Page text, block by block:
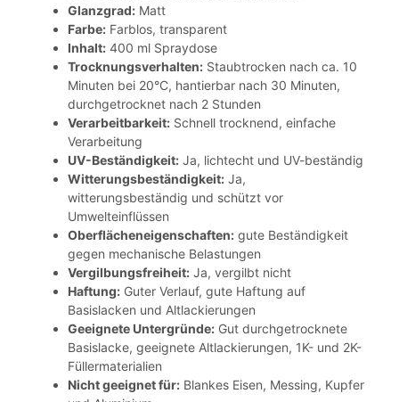
Glanzgrad: Matt
Farbe: Farblos, transparent
Inhalt: 400 ml Spraydose
Trocknungsverhalten: Staubtrocken nach ca. 10
Minuten bei 20°C, hantierbar nach 30 Minuten,
durchgetrocknet nach 2 Stunden
Verarbeitbarkeit: Schnell trocknend, einfache
Verarbeitung
UV-Beständigkeit: Ja, lichtecht und UV-beständig
Witterungsbeständigkeit: Ja,
witterungsbeständig und schützt vor
Umwelteinflüssen
Oberflächeneigenschaften: gute Beständigkeit
gegen mechanische Belastungen
Vergilbungsfreiheit: Ja, vergilbt nicht
Haftung: Guter Verlauf, gute Haftung auf
Basislacken und Altlackierungen
Geeignete Untergründe: Gut durchgetrocknete
Basislacke, geeignete Altlackierungen, 1K- und 2K-
Füllermaterialien
Nicht geeignet für: Blankes Eisen, Messing, Kupfer